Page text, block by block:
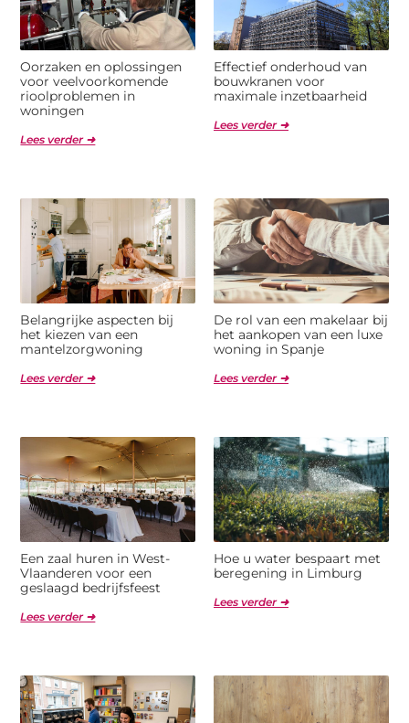
Oorzaken en oplossingen
voor veelvoorkomende
rioolproblemen in
woningen
Lees verder ➜
Effectief onderhoud van
bouwkranen voor
maximale inzetbaarheid
Lees verder ➜
Belangrijke aspecten bij
het kiezen van een
mantelzorgwoning
Lees verder ➜
De rol van een makelaar bij
het aankopen van een luxe
woning in Spanje
Lees verder ➜
Een zaal huren in West-
Vlaanderen voor een
geslaagd bedrijfsfeest
Lees verder ➜
Hoe u water bespaart met
beregening in Limburg
Lees verder ➜